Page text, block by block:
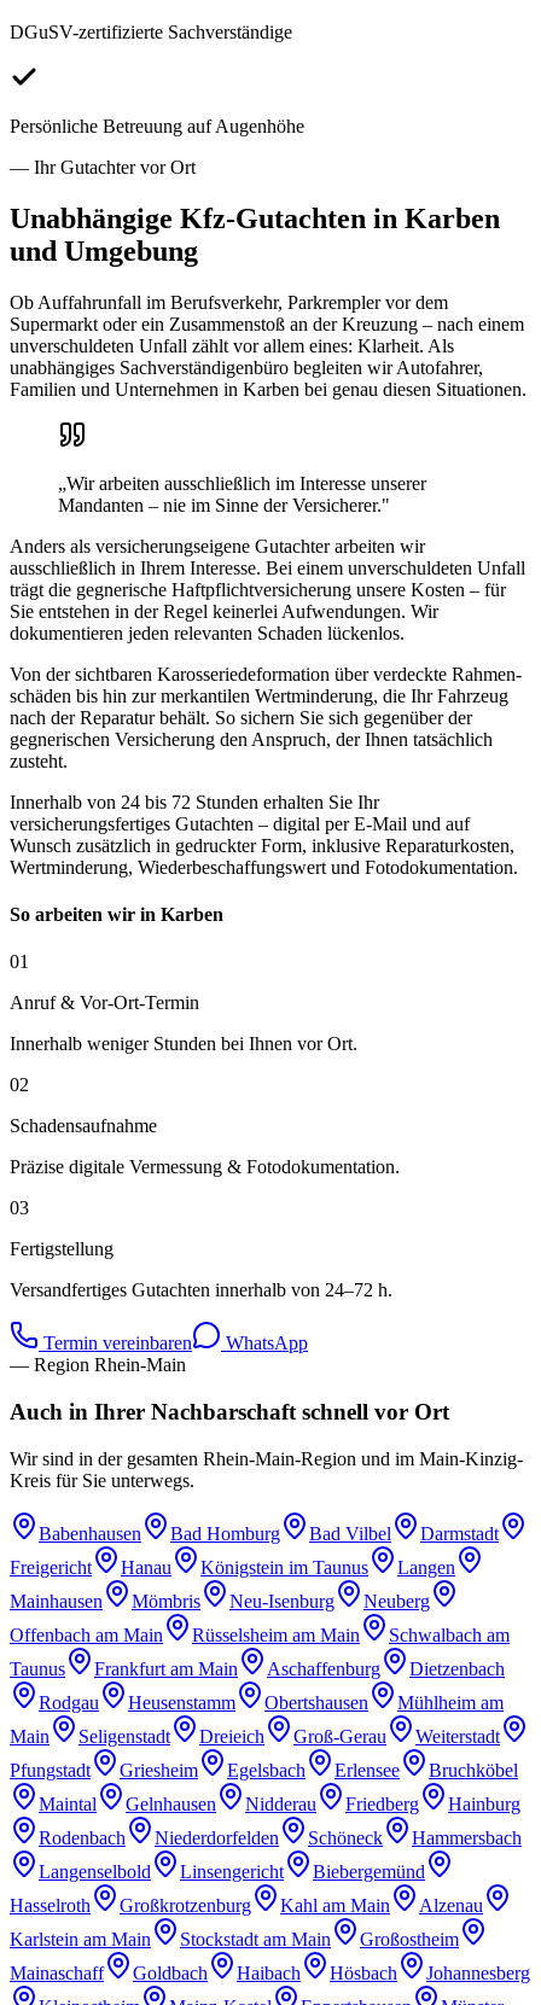
DGuSV-zertifizierte Sachverständige
Persönliche Betreuung auf Augenhöhe
— Ihr Gutachter vor Ort
Unabhängige Kfz-Gutachten in Karben
und Umgebung
Ob Auffahrunfall im Berufsverkehr, Parkrempler vor dem
Supermarkt oder ein Zusammenstoß an der Kreuzung – nach einem
unverschuldeten Unfall zählt vor allem eines: Klarheit. Als
unabhängiges Sachverständigenbüro begleiten wir Autofahrer,
Familien und Unternehmen in Karben bei genau diesen Situationen.
„Wir arbeiten ausschließlich im Interesse unserer
Mandanten – nie im Sinne der Versicherer."
Anders als versicherungseigene Gutachter arbeiten wir
ausschließlich in Ihrem Interesse. Bei einem unverschuldeten Unfall
trägt die gegnerische Haftpflicht­versicherung unsere Kosten – für
Sie entstehen in der Regel keinerlei Aufwendungen. Wir
dokumentieren jeden relevanten Schaden lückenlos.
Von der sichtbaren Karosserie­deformation über verdeckte Rahmen­
schäden bis hin zur merkantilen Wertminderung, die Ihr Fahrzeug
nach der Reparatur behält. So sichern Sie sich gegenüber der
gegnerischen Versicherung den Anspruch, der Ihnen tatsächlich
zusteht.
Innerhalb von 24 bis 72 Stunden erhalten Sie Ihr
versicherungsfertiges Gutachten – digital per E-Mail und auf
Wunsch zusätzlich in gedruckter Form, inklusive Reparaturkosten,
Wertminderung, Wiederbeschaffungswert und Fotodokumentation.
So arbeiten wir in Karben
01
Anruf & Vor-Ort-Termin
Innerhalb weniger Stunden bei Ihnen vor Ort.
02
Schadensaufnahme
Präzise digitale Vermessung & Fotodokumentation.
03
Fertigstellung
Versandfertiges Gutachten innerhalb von 24–72 h.
Termin vereinbaren
WhatsApp
— Region Rhein-Main
Auch in Ihrer Nachbarschaft schnell vor Ort
Wir sind in der gesamten Rhein-Main-Region und im Main-Kinzig-
Kreis für Sie unterwegs.
Babenhausen Bad Homburg Bad Vilbel
Darmstadt
Freigericht
Hanau Königstein im Taunus
Langen
Mainhausen
Mömbris Neu-Isenburg
Neuberg
Offenbach am Main
Rüsselsheim am Main
Schwalbach am
Taunus
Frankfurt am Main Aschaffenburg
Dietzenbach
Rodgau
Heusenstamm Obertshausen
Mühlheim am
Main
Seligenstadt Dreieich Groß-Gerau
Weiterstadt
Pfungstadt
Griesheim Egelsbach Erlensee
Bruchköbel
Maintal
Gelnhausen Nidderau Friedberg
Hainburg
Rodenbach
Niederdorfelden Schöneck
Hammersbach
Langenselbold
Linsengericht
Biebergemünd
Hasselroth
Großkrotzenburg Kahl am Main
Alzenau
Karlstein am Main
Stockstadt am Main
Großostheim
Mainaschaff
Goldbach Haibach Hösbach
Johannesberg